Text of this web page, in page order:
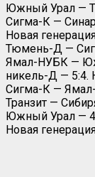
Южный Урал —
Сигма-К —
Новая
Тюмень-Д —
Ямал-НУБК —
никель-Д — 5:4.
Сигма-К —
Транзит —
Южный Урал —
Новая